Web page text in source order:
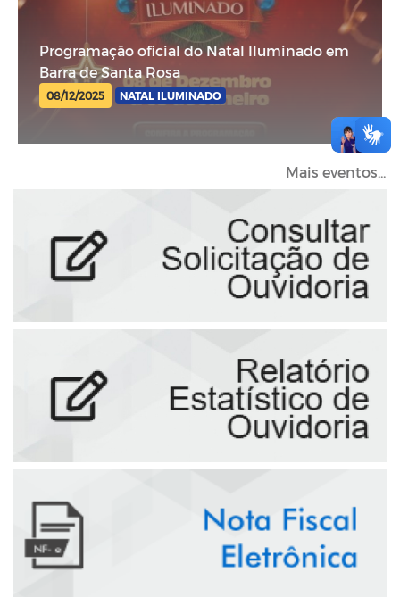
Programação oficial do Natal Iluminado em
Barra de Santa Rosa
08/12/2025 NATAL ILUMINADO
Mais eventos...